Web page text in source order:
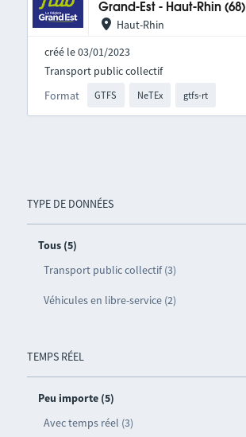
TYPE DE DONNÉES
Tous (5)
Transport public collectif (3)
Véhicules en libre-service (2)
TEMPS RÉEL
Peu importe (5)
Avec temps réel (3)
Grand-Est - Haut-Rhin (68)
Haut-Rhin
créé le 03/01/2023
Format GTFS NeTEx gtfs-rt
Transport public collectif